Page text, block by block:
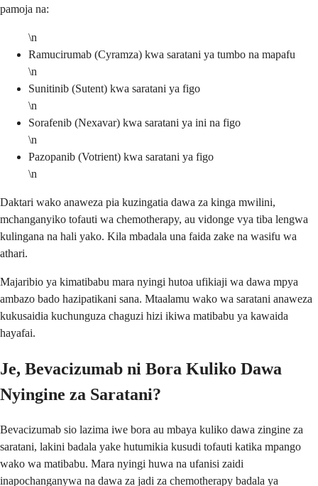
pamoja na:
\n
Ramucirumab (Cyramza) kwa saratani ya tumbo na mapafu
\n
Sunitinib (Sutent) kwa saratani ya figo
\n
Sorafenib (Nexavar) kwa saratani ya ini na figo
\n
Pazopanib (Votrient) kwa saratani ya figo
\n
Daktari wako anaweza pia kuzingatia dawa za kinga mwilini,
mchanganyiko tofauti wa chemotherapy, au vidonge vya tiba lengwa
kulingana na hali yako. Kila mbadala una faida zake na wasifu wa
athari.
Majaribio ya kimatibabu mara nyingi hutoa ufikiaji wa dawa mpya
ambazo bado hazipatikani sana. Mtaalamu wako wa saratani anaweza
kukusaidia kuchunguza chaguzi hizi ikiwa matibabu ya kawaida
hayafai.
Je, Bevacizumab ni Bora Kuliko Dawa
Nyingine za Saratani?
Bevacizumab sio lazima iwe bora au mbaya kuliko dawa zingine za
saratani, lakini badala yake hutumikia kusudi tofauti katika mpango
wako wa matibabu. Mara nyingi huwa na ufanisi zaidi
inapochanganywa na dawa za jadi za chemotherapy badala ya